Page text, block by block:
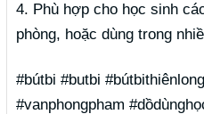
4. Phù hợp cho học sinh
phòng, hoặc dùng trong
#bútbi #butbi
#vanphongpham